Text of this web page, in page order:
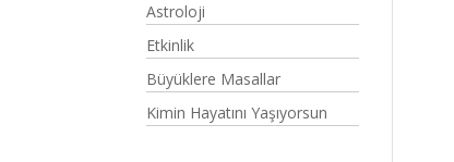
Astroloji
Etkinlik
Büyüklere Masallar
Kimin Hayatını Yaşıyorsun